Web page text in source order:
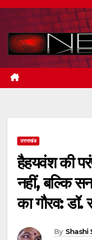
Skip
content
उत्तराखंड
हैहयवंश की
नहीं, बल्कि
का गौरव: डॉ.
By Shashi